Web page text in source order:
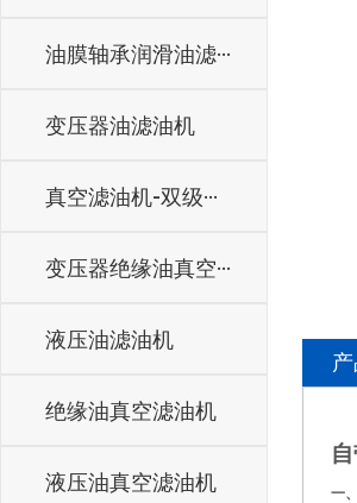
油膜轴承润滑油滤···
变压器油滤油机
真空滤油机-双级···
变压器绝缘油真空···
液压油滤油机
绝缘油真空滤油机
液压油真空滤油机 一